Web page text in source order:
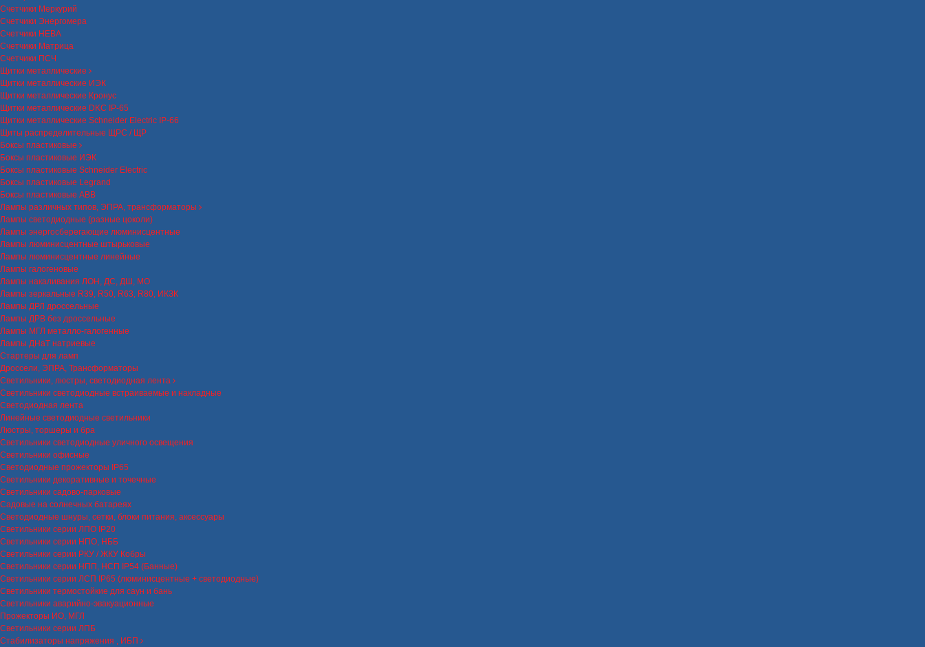
Счетчики Меркурий
Счетчики Энергомера
Счетчики НЕВА
Счетчики Матрица
Счетчики ПСЧ
Щитки металлические
Щитки металлические ИЭК
Щитки металлические Кронус
Щитки металлические DKC IP-65
Щитки металлические Schneider Electric IP-66
Щиты распределительные ЩРС / ЩР
Боксы пластиковые
Боксы пластиковые ИЭК
Боксы пластиковые Schneider Electric
Боксы пластиковые Legrand
Боксы пластиковые ABB
Лампы различных типов, ЭПРА, трансформаторы
Лампы светодиодные (разные цоколи)
Лампы энергосберегающие люминисцентные
Лампы люминисцентные штырьковые
Лампы люминисцентные линейные
Лампы галогеновые
Лампы накаливания ЛОН, ДС, ДШ, МО
Лампы зеркальные R39, R50, R63, R80, ИКЗК
Лампы ДРЛ дроссельные
Лампы ДРВ без дроссельные
Лампы МГЛ металло-галогенные
Лампы ДНаТ натриевые
Стартеры для ламп
Дроссели, ЭПРА, Трансформаторы
Светильники, люстры, светодиодная лента
Светильники светодиодные встраиваемые и накладные
Светодиодная лента
Линейные светодиодные светильники
Люстры, торшеры и бра
Светильники светодиодные уличного освещения
Светильники офисные
Светодиодные прожекторы IP65
Светильники декоративные и точечные
Светильники садово-парковые
Садовые на солнечных батареях
Светодиодные шнуры, сетки, блоки питания, аксессуары
Светильники серии ЛПО IP20
Светильники серии НПО, НББ
Светильники серии РКУ / ЖКУ Кобры
Светильники серии НПП, НСП IP54 (Банные)
Светильники серии ЛСП IP65 (люминисцентные + светодиодные)
Светильники термостойкие для саун и бань
Светильники аварийно-эвакуационные
Прожекторы ИО, МГЛ
Светильники серии ЛПБ
Стабилизаторы напряжения , ИБП